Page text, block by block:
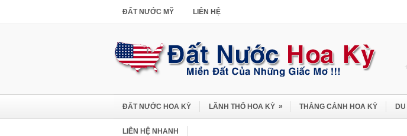
ĐẤT NƯỚC MỸ LIÊN HỆ
ĐẤT NƯỚC HOA KỲ LÃNH THỔ HOA KỲ » THẮNG CẢNH HOA KỲ
LIÊN HỆ NHANH